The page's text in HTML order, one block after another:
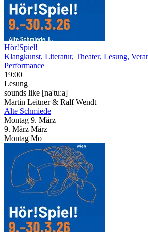
Hör!Spiel!
Klangkunst, Literatur, Theater, Lesung,
Performance
19:00
Lesung
sounds like [na'tu:a]
Martin Leitner & Ralf Wendt
Alte Schmiede
Montag 9. März
9. März März
Montag Mo